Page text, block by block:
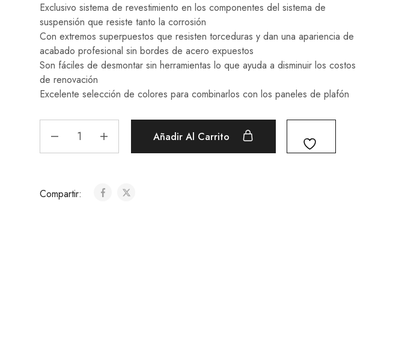
Exclusivo sistema de revestimiento en los componentes del sistema de
suspensión que resiste tanto la corrosión
Con extremos superpuestos que resisten torceduras y dan una apariencia de
acabado profesional sin bordes de acero expuestos
Son fáciles de desmontar sin herramientas lo que ayuda a disminuir los costos
de renovación
Excelente selección de colores para combinarlos con los paneles de plafón
Añadir Al Carrito
Compartir: